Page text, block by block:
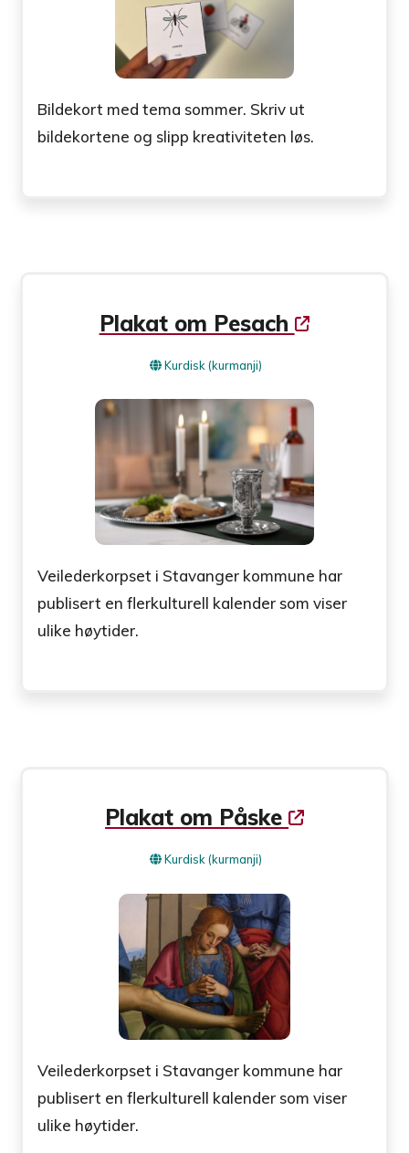
Bildekort med tema sommer. Skriv ut
bildekortene og slipp kreativiteten løs.
Plakat om Pesach
Kurdisk (kurmanji)
Veilederkorpset i Stavanger kommune har
publisert en flerkulturell kalender som viser
ulike høytider.
Plakat om Påske
Kurdisk (kurmanji)
Veilederkorpset i Stavanger kommune har
publisert en flerkulturell kalender som viser
ulike høytider.